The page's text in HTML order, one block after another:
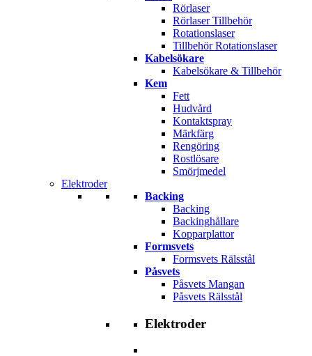
Rörlaser
Rörlaser Tillbehör
Rotationslaser
Tillbehör Rotationslaser
Kabelsökare
Kabelsökare & Tillbehör
Kem
Fett
Hudvård
Kontaktspray
Märkfärg
Rengöring
Rostlösare
Smörjmedel
Elektroder
Backing
Backing
Backinghållare
Kopparplattor
Formsvets
Formsvets Rälsstål
Påsvets
Påsvets Mangan
Påsvets Rälsstål
Elektroder